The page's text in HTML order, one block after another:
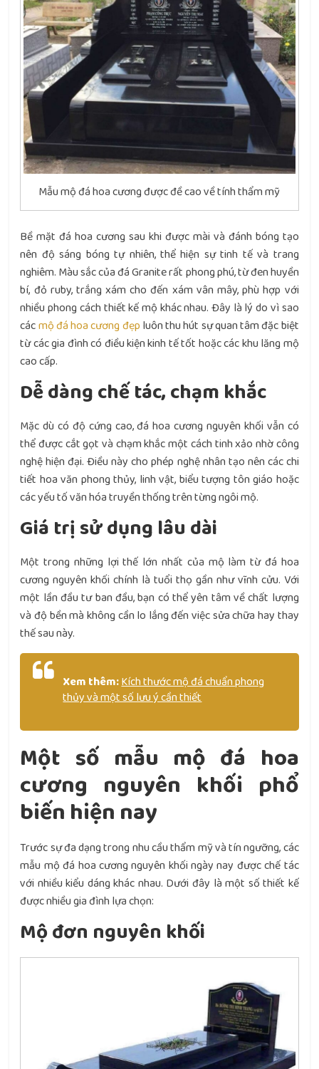
Mẫu mộ đá hoa cương được đề cao về tính thẩm mỹ
Bề mặt đá hoa cương sau khi được mài và đánh bóng tạo
nên độ sáng bóng tự nhiên, thể hiện sự tinh tế và trang
nghiêm. Màu sắc của đá Granite rất phong phú, từ đen huyền
bí, đỏ ruby, trắng xám cho đến xám vân mây, phù hợp với
nhiều phong cách thiết kế mộ khác nhau. Đây là lý do vì sao
cácmộ đá hoa cương đẹp luôn thu hút sự quan tâm đặc biệt
từ các gia đình có điều kiện kinh tế tốt hoặc các khu lăng mộ
cao cấp.
Dễ dàng chế tác, chạm khắc
Mặc dù có độ cứng cao, đá hoa cương nguyên khối vẫn có
thể được cắt gọt và chạm khắc một cách tinh xảo nhờ công
nghệ hiện đại. Điều này cho phép nghệ nhân tạo nên các chi
tiết hoa văn phong thủy, linh vật, biểu tượng tôn giáo hoặc
các yếu tố văn hóa truyền thống trên từng ngôi mộ.
Giá trị sử dụng lâu dài
Một trong những lợi thế lớn nhất của mộ làm từ đá hoa
cương nguyên khối chính là tuổi thọ gần như vĩnh cửu. Với
một lần đầu tư ban đầu, bạn có thể yên tâm về chất lượng
và độ bền mà không cần lo lắng đến việc sửa chữa hay thay
thế sau này.
Xem thêm:Kích thước mộ đá chuẩn phong
thủy và một số lưu ý cần thiết
Một số mẫu mộ đá hoa
cương nguyên khối phổ
biến hiện nay
Trước sự đa dạng trong nhu cầu thẩm mỹ và tín ngưỡng, các
mẫu mộ đá hoa cương nguyên khối ngày nay được chế tác
với nhiều kiểu dáng khác nhau. Dưới đây là một số thiết kế
được nhiều gia đình lựa chọn:
Mộ đơn nguyên khối